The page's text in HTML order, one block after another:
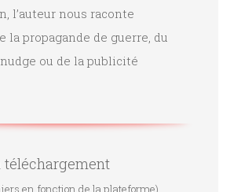
l’auteur nous raconte
la propagande de guerre, du
ou de la publicité
téléchargement
en fonction de la plateforme)